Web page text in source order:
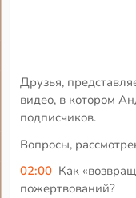
Друзья,
видео, в котором
подписчиков.
Вопросы,
02:00 Как
пожертвований?